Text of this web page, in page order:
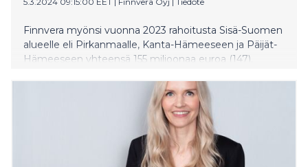
Finnvera myönsi vuonna 2023 rahoitusta Sisä-Suomen
alueelle eli Pirkanmaalle, Kanta-Hämeeseen ja Päijät-
Hämeeseen yhteensä 155 miljoonaa euroa (147).
maakunnan alueella hieman edellisvuodesta.
Pirkanmaalla rahoitusta kohdistui selvästi aiempaa
enemmän investointeihin. Päijät-Hämeessä kasvoi
erityisesti vientiin ja toimitustakauksiin kohdistunut
rahoitus. Myös Kanta-Hämeessä rahoituksen kasvu
johtui suurelta osin viennin ja toimituksien